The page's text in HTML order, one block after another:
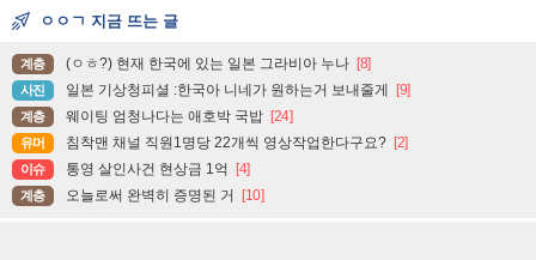
ㅇㅇㄱ 지금 뜨는 글
계층 (ㅇㅎ?) 현재 한국에 있는 일본 그라비아 누나 [8]
사진 일본 기상청피셜 :한국아 니네가 원하는거 보내줄게 [9]
계층 웨이팅 엄청나다는 애호박 국밥 [24]
유머 침착맨 채널 직원1명당 22개씩 영상작업한다구요? [2]
이슈 통영 살인사건 현상금 1억 [4]
계층 오늘로써 완벽히 증명된 거 [10]